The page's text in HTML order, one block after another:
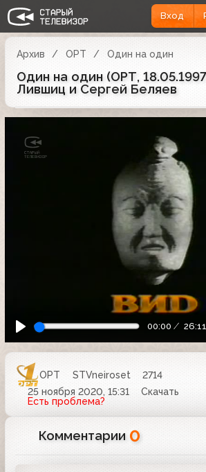
Вход
Архив ОРТ Один на один
Один на один (ОРТ,
Лившиц и Сергей Беляев
00:00 26:11
ОРТ STVneiroset
2714
25 ноября 2020, 15:31
Скачать
Есть проблема?
Комментарии 0